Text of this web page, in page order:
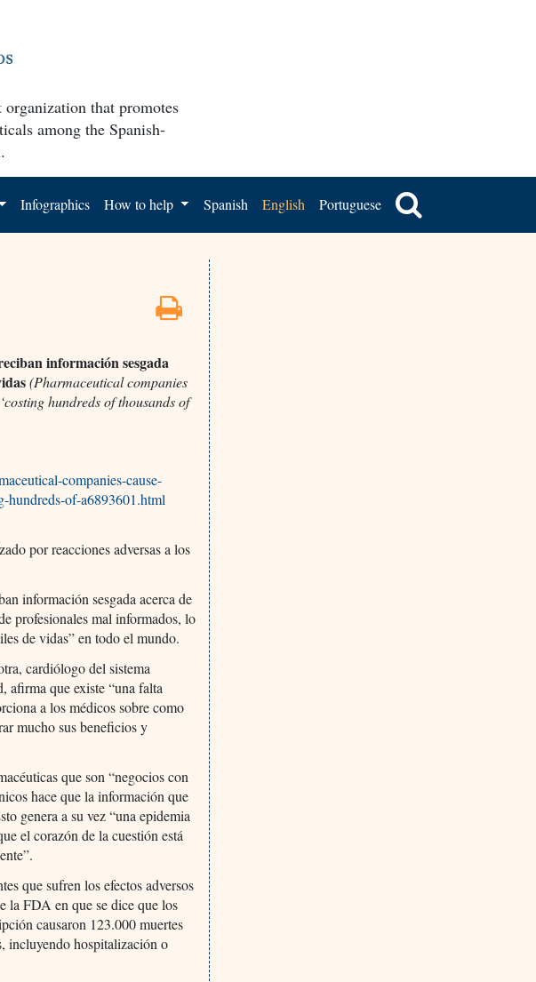
that promotes
among the Spanish-
Infographics How to help Spanish English Portuguese
información sesgada
(Pharmaceutical companies
hundreds of thousands of
companies-cause-
hundreds-of-a6893601.html
por reacciones adversas a los
información sesgada acerca de
profesionales mal informados, lo
de vidas” en todo el mundo.
cardiólogo del sistema
que existe “una falta
a los médicos sobre como
mucho sus beneficios y
que son “negocios con
hace que la información que
genera a su vez “una epidemia
el corazón de la cuestión está
que sufren los efectos adversos
la FDA en que se dice que los
causaron 123.000 muertes
incluyendo hospitalización o